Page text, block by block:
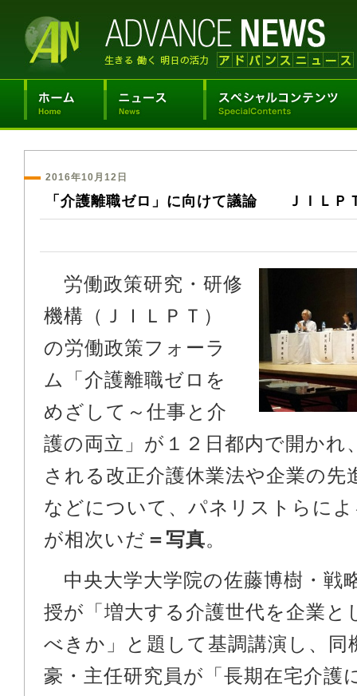
2016年10月12日
「介護離職ゼロ」に向けて議論 ＪＩＬＰ
労働政策研究・研修
機構（ＪＩＬＰＴ）
の労働政策フォーラ
ム「介護離職ゼロを
めざして～仕事と介
護の両立」が１２日都内で開かれ
される改正介護休業法や企業の先
などについて、パネリストらに
が相次いだ ＝写真。
中央大学大学院の佐藤博樹・戦
授が「増大する介護世代を企業と
べきか」と題して基調講演し、同
豪・主任研究員が「長期在宅介護